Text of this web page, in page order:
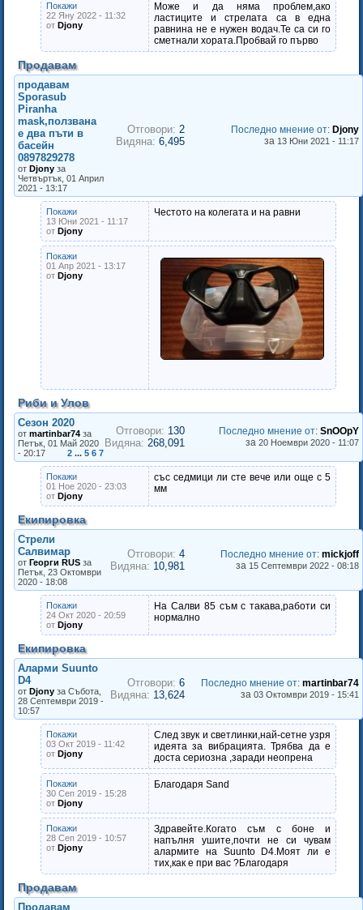
Покажи
22 Яну 2022 - 11:32
от Djony
Може и да няма проблем,ако
ластиците и стрелата са в една
равнина не е нужен водач.Те са си го
сметнали хората.Пробвай го първо
Продавам
продавам
Sporasub
Piranha
mask,ползвана
е два пъти в
басейн
0897829278
Отговори: 2
Видяна: 6,495
Последно мнение от: Djony
за 13 Юни 2021 - 11:17
от Djony за
Четвъртък, 01 Април
2021 - 13:17
Покажи
13 Юни 2021 - 11:17
от Djony
Честото на колегата и на равни
Покажи
01 Апр 2021 - 13:17
от Djony
Риби и Улов
Сезон 2020
Отговори: 130
Видяна: 268,091
Последно мнение от: SnOOpY
за 20 Ноември 2020 - 11:07
от martinbar74 за
Петък, 01 Май 2020
- 20:17
2 ... 5 6 7
Покажи
01 Ное 2020 - 23:03
от Djony
със седмици ли сте вече или още с 5
мм
Екипировка
Стрели
Салвимар
Отговори: 4
Видяна: 10,981
Последно мнение от: mickjoff
за 15 Септември 2022 - 08:18
от Георги RUS за
Петък, 23 Октомври
2020 - 18:08
Покажи
24 Окт 2020 - 20:59
от Djony
На Салви 85 съм с такава,работи си
нормално
Екипировка
Аларми Suunto
D4
Отговори: 6
Видяна: 13,624
Последно мнение от: martinbar74
за 03 Октомври 2019 - 15:41
от Djony за Събота,
28 Септември 2019 -
10:57
Покажи
03 Окт 2019 - 11:42
от Djony
След звук и светлинки,най-сетне узря
идеята за вибрацията. Трябва да е
доста сериозна ,заради неопрена
Покажи
30 Сеп 2019 - 15:28
от Djony
Благодаря Sand
Покажи
28 Сеп 2019 - 10:57
от Djony
Здравейте.Когато съм с боне и
напълня ушите,почти не си чувам
алармите на Suunto D4.Моят ли е
тих,как е при вас ?Благодаря
Продавам
Продавам